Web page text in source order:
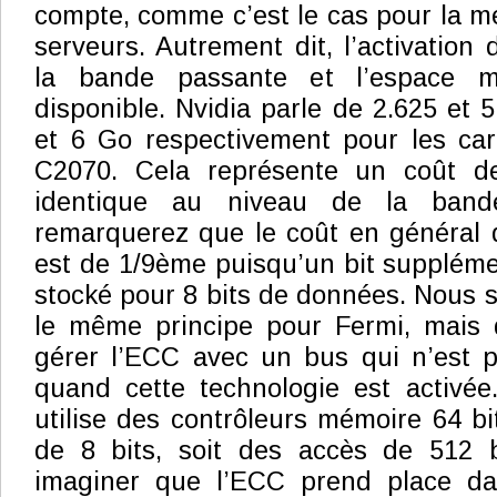
compte, comme c’est le cas pour la
serveurs. Autrement dit, l’activation
la bande passante et l’espace
disponible. Nvidia parle de 2.625 et
et 6 Go respectivement pour les
C2070. Cela représente un coût
identique au niveau de la
remarquerez que le coût en général
est de 1/9ème puisqu’un bit
stocké pour 8 bits de données. Nous
le même principe pour Fermi,
gérer l’ECC avec un bus qui n’est
quand cette technologie est
utilise des contrôleurs mémoire 64
de 8 bits, soit des accès de 512
imaginer que l’ECC prend place